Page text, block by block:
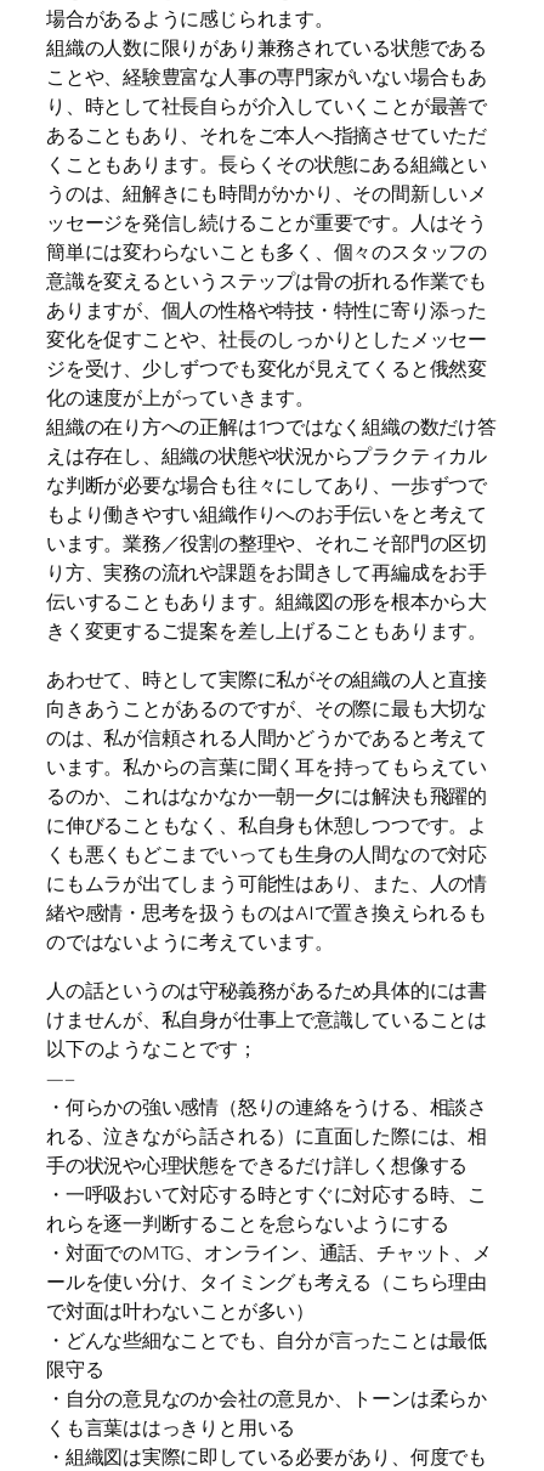
場合があるように感じられます。
組織の人数に限りがあり兼務されている状態である
ことや、経験豊富な人事の専門家がいない場合もあ
り、時として社長自らが介入していくことが最善で
あることもあり、それをご本人へ指摘させていただ
くこともあります。長らくその状態にある組織とい
うのは、紐解きにも時間がかかり、その間新しいメ
ッセージを発信し続けることが重要です。人はそう
簡単には変わらないことも多く、個々のスタッフの
意識を変えるというステップは骨の折れる作業でも
ありますが、個人の性格や特技・特性に寄り添った
変化を促すことや、社長のしっかりとしたメッセー
ジを受け、少しずつでも変化が見えてくると俄然変
化の速度が上がっていきます。
組織の在り方への正解は1つではなく組織の数だけ答
えは存在し、組織の状態や状況からプラクティカル
な判断が必要な場合も往々にしてあり、一歩ずつで
もより働きやすい組織作りへのお手伝いをと考えて
います。業務／役割の整理や、それこそ部門の区切
り方、実務の流れや課題をお聞きして再編成をお手
伝いすることもあります。組織図の形を根本から大
きく変更するご提案を差し上げることもあります。
あわせて、時として実際に私がその組織の人と直接
向きあうことがあるのですが、その際に最も大切な
のは、私が信頼される人間かどうかであると考えて
います。私からの言葉に聞く耳を持ってもらえてい
るのか、これはなかなか一朝一夕には解決も飛躍的
に伸びることもなく、私自身も休憩しつつです。よ
くも悪くもどこまでいっても生身の人間なので対応
にもムラが出てしまう可能性はあり、また、人の情
緒や感情・思考を扱うものはAIで置き換えられるも
のではないように考えています。
人の話というのは守秘義務があるため具体的には書
けませんが、私自身が仕事上で意識していることは
以下のようなことです；
—–
・何らかの強い感情（怒りの連絡をうける、相談さ
れる、泣きながら話される）に直面した際には、相
手の状況や心理状態をできるだけ詳しく想像する
・一呼吸おいて対応する時とすぐに対応する時、こ
れらを逐一判断することを怠らないようにする
・対面でのMTG、オンライン、通話、チャット、メ
ールを使い分け、タイミングも考える（こちら理由
で対面は叶わないことが多い）
・どんな些細なことでも、自分が言ったことは最低
限守る
・自分の意見なのか会社の意見か、トーンは柔らか
くも言葉ははっきりと用いる
・組織図は実際に即している必要があり、何度でも